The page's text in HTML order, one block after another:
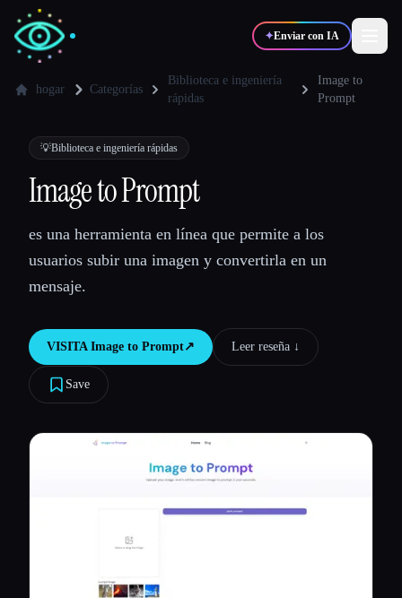
✦Enviar con IA
💻Desarrolladores
🎓Estudiantes 🎬Creadores
Blog
Comparar herramientas
Todas las categorías
hogar Categorías
Biblioteca e ingeniería
rápidas
Image to
Prompt
💡Biblioteca e ingeniería rápidas
Image to Prompt
es una herramienta en línea que permite a los
usuarios subir una imagen y convertirla en un
mensaje.
VISITA Image to Prompt↗︎ Leer reseña ↓︎
Save